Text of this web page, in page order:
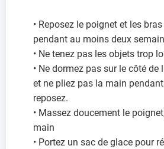
• Reposez le poignet et les
pendant au moins deux
• Ne tenez pas les objets trop
• Ne dormez pas sur le côté
et ne pliez pas la main
reposez.
• Massez doucement le
main
• Portez un sac de glace pour